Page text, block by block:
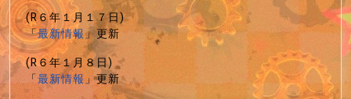
(R６年１月１７日)
「最新情報」更新
(R６年１月８日)
「最新情報」更新